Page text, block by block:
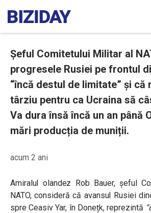
Șeful Comitetului Militar al
progresele Rusiei pe frontul
“încă destul de limitate” și că
târziu pentru ca Ucraina să
Va dura însă încă un an până
mări producția de muniții.
acum 2 ani
Amiralul olandez Rob Bauer, șeful
NATO, consideră că avansul Rusiei
spre Ceasiv Yar, în Donețk, reprezintă